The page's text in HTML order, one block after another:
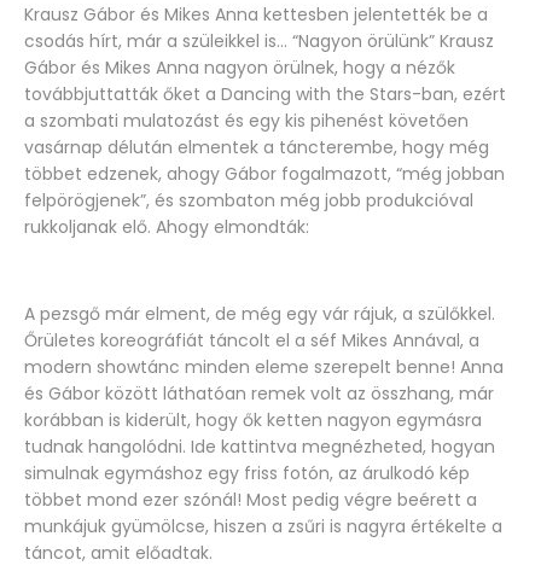
Krausz Gábor és Mikes Anna kettesben jelentették be a
csodás hírt, már a szüleikkel is… “Nagyon örülünk” Krausz
Gábor és Mikes Anna nagyon örülnek, hogy a nézők
továbbjuttatták őket a Dancing with the Stars-ban, ezért
a szombati mulatozást és egy kis pihenést követően
vasárnap délután elmentek a táncterembe, hogy még
többet edzenek, ahogy Gábor fogalmazott, “még jobban
felpörögjenek”, és szombaton még jobb produkcióval
rukkoljanak elő. Ahogy elmondták:
A pezsgő már elment, de még egy vár rájuk, a szülőkkel.
Őrületes koreográfiát táncolt el a séf Mikes Annával, a
modern showtánc minden eleme szerepelt benne! Anna
és Gábor között láthatóan remek volt az összhang, már
korábban is kiderült, hogy ők ketten nagyon egymásra
tudnak hangolódni. Ide kattintva megnézheted, hogyan
simulnak egymáshoz egy friss fotón, az árulkodó kép
többet mond ezer szónál! Most pedig végre beérett a
munkájuk gyümölcse, hiszen a zsűri is nagyra értékelte a
táncot, amit előadtak.